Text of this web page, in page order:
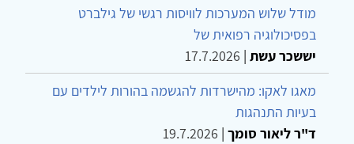
מודל שלוש המערכות לוויסות רגשי של גילברט
בפסיכולוגיה רפואית של
יששכר עשת |
17.7.2026
מאגו לאקו: מהישרדות להגשמה בהורות לילדים עם
בעיות התנהגות
ד"ר ליאור סומך |
19.7.2026